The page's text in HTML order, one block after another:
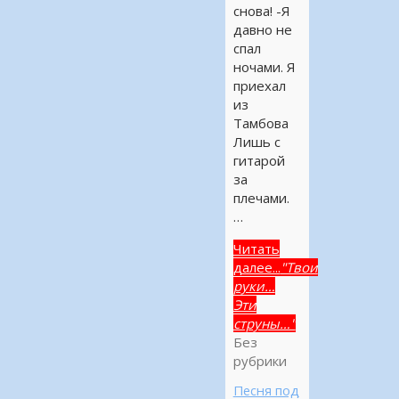
снова! -Я
давно не
спал
ночами. Я
приехал
из
Тамбова
Лишь с
гитарой
за
плечами.
…
Читать
далее... "Твои
руки…
Эти
струны…"
Без
рубрики
Песня под